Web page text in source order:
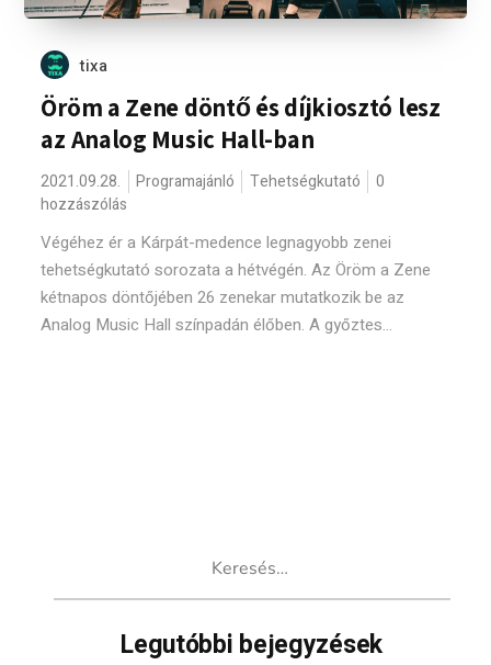
tixa
Öröm a Zene döntő és díjkiosztó lesz
az Analog Music Hall-ban
2021.09.28. Programajánló Tehetségkutató
0
hozzászólás
Végéhez ér a Kárpát-medence legnagyobb zenei
tehetségkutató sorozata a hétvégén. Az Öröm a Zene
kétnapos döntőjében 26 zenekar mutatkozik be az
Analog Music Hall színpadán élőben. A győztes...
Legutóbbi bejegyzések